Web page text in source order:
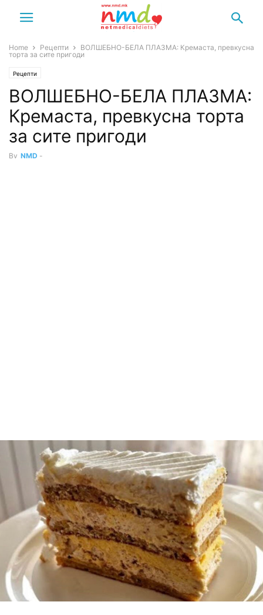
Home Рецепти
ВОЛШЕБНО-БЕЛА ПЛАЗМА: Кремаста, превкусна
торта за сите пригоди
Рецепти
ВОЛШЕБНО-БЕЛА ПЛАЗМА:
Кремаста, превкусна торта
за сите пригоди
By NMD -